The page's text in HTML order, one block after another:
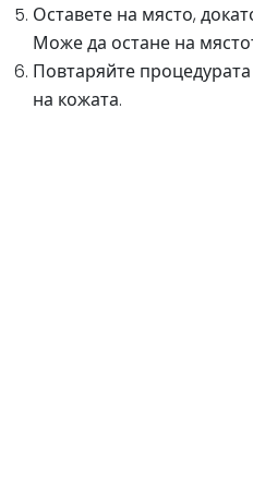
Оставете на място,
Може да остане на
Повтаряйте
на кожата.